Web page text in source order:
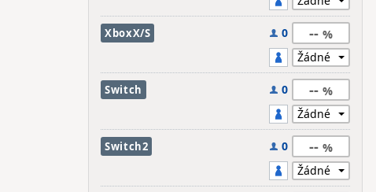
XboxX/S 0 --
Switch 0 --
Switch2 0 --